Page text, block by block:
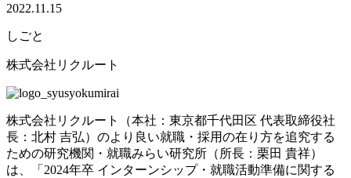
2022.11.15
しごと
株式会社リクルート
株式会社リクルート（本社：東京都千代田区 代表取締役社
長：北村 吉弘）のより良い就職・採用の在り方を追究する
ための研究機関・就職みらい研究所（所長：栗田 貴祥）
は、「2024年卒 インターンシップ・就職活動準備に関する